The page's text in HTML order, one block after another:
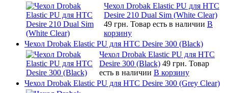
Чехол Drobak Elastic PU для HTC
Desire 210 Dual Sim (White Clear)
49 грн. Товар есть в наличии В
корзину
Чехол Drobak Elastic PU для HTC Desire 300 (Black)
Чехол Drobak Elastic PU для HTC
Desire 300 (Black) 49 грн. Товар
есть в наличии В корзину
Чехол Drobak Elastic PU для HTC Desire 300 (Grey Clear)